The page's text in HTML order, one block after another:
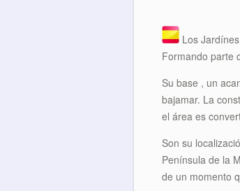
Los
Formando parte
Su base , un
bajamar. La
el área es
Son su
Península de la
de un momento